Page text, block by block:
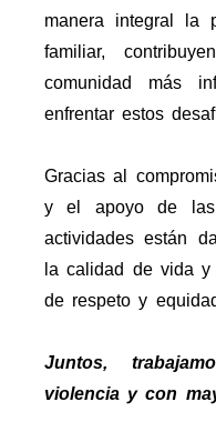
manera integral la
familiar,
comunidad más
enfrentar estos
Gracias al
y el apoyo de las
actividades están
la calidad de vida
de respeto y
Juntos,
violencia y con